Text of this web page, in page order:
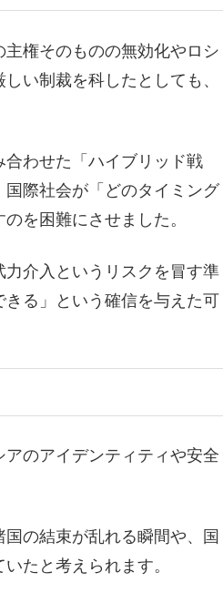
権そのものの無効化やロシ
い制裁を科したとしても、
合わせた「ハイブリッド戦
際社会が「どのタイミング
を困難にさせました。
介入というリスクを冒す準
る」という確信を与えた可
のアイデンティティや安全
の結束が乱れる瞬間や、国
たと考えられます。